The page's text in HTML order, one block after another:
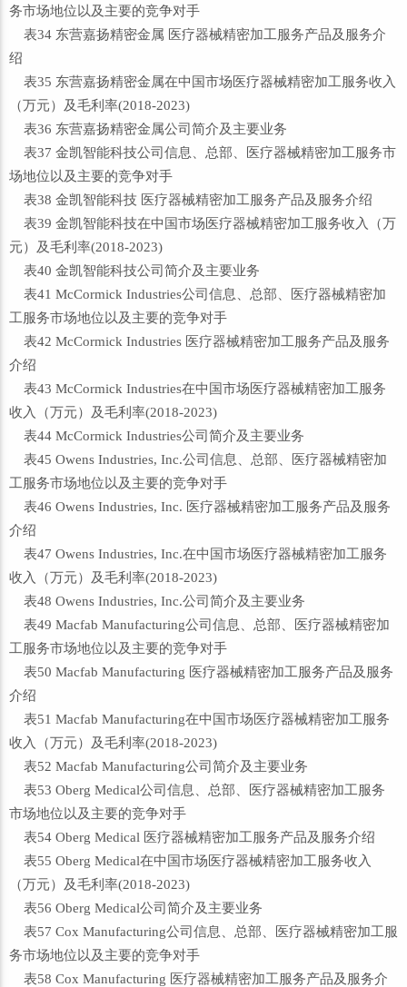
务市场地位以及主要的竞争对手
表34 东营嘉扬精密金属 医疗器械精密加工服务产品及服务介
绍
表35 东营嘉扬精密金属在中国市场医疗器械精密加工服务收入
（万元）及毛利率(2018-2023)
表36 东营嘉扬精密金属公司简介及主要业务
表37 金凯智能科技公司信息、总部、医疗器械精密加工服务市
场地位以及主要的竞争对手
表38 金凯智能科技 医疗器械精密加工服务产品及服务介绍
表39 金凯智能科技在中国市场医疗器械精密加工服务收入（万
元）及毛利率(2018-2023)
表40 金凯智能科技公司简介及主要业务
表41 McCormick Industries公司信息、总部、医疗器械精密加
工服务市场地位以及主要的竞争对手
表42 McCormick Industries 医疗器械精密加工服务产品及服务
介绍
表43 McCormick Industries在中国市场医疗器械精密加工服务
收入（万元）及毛利率(2018-2023)
表44 McCormick Industries公司简介及主要业务
表45 Owens Industries, Inc.公司信息、总部、医疗器械精密加
工服务市场地位以及主要的竞争对手
表46 Owens Industries, Inc. 医疗器械精密加工服务产品及服务
介绍
表47 Owens Industries, Inc.在中国市场医疗器械精密加工服务
收入（万元）及毛利率(2018-2023)
表48 Owens Industries, Inc.公司简介及主要业务
表49 Macfab Manufacturing公司信息、总部、医疗器械精密加
工服务市场地位以及主要的竞争对手
表50 Macfab Manufacturing 医疗器械精密加工服务产品及服务
介绍
表51 Macfab Manufacturing在中国市场医疗器械精密加工服务
收入（万元）及毛利率(2018-2023)
表52 Macfab Manufacturing公司简介及主要业务
表53 Oberg Medical公司信息、总部、医疗器械精密加工服务
市场地位以及主要的竞争对手
表54 Oberg Medical 医疗器械精密加工服务产品及服务介绍
表55 Oberg Medical在中国市场医疗器械精密加工服务收入
（万元）及毛利率(2018-2023)
表56 Oberg Medical公司简介及主要业务
表57 Cox Manufacturing公司信息、总部、医疗器械精密加工服
务市场地位以及主要的竞争对手
表58 Cox Manufacturing 医疗器械精密加工服务产品及服务介